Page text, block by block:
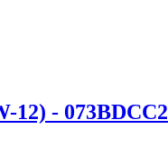
12) - 073BDCC2